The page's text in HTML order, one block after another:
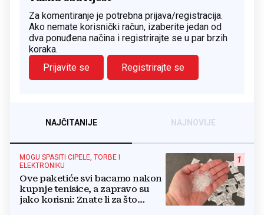
Za komentiranje je potrebna prijava/registracija.
Ako nemate korisnički račun, izaberite jedan od
dva ponuđena načina i registrirajte se u par brzih
koraka.
Prijavite se
Registrirajte se
NAJČITANIJE NAJNOVIJE
1
MOGU SPASITI CIPELE, TORBE I
ELEKTRONIKU
Ove paketiće svi bacamo nakon
kupnje tenisice, a zapravo su
jako korisni: Znate li za što